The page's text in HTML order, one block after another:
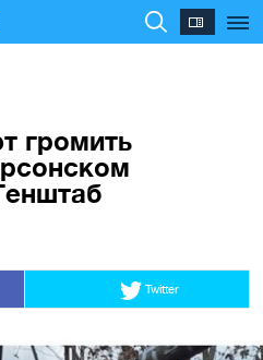
громить
Twitter